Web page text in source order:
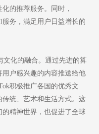
的推荐服务。同时，
务，满足用户日益增长的
化的融合。通过先进的算
户感兴趣的内容推送给他
积极推广各国的优秀文
统、艺术和生活方式。这
精神世界，也促进了全球